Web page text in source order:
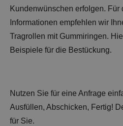
Kundenwünschen erfolgen. Für
Informationen empfehlen wir
Tragrollen mit Gummiringen.
Beispiele für die Bestückung.
Nutzen Sie für eine Anfrage
Ausfüllen, Abschicken, Fertig!
für Sie.